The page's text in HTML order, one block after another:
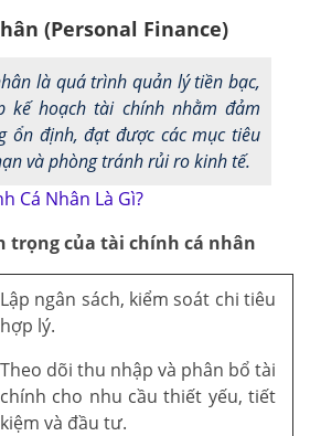
(Personal Finance)
là quá trình quản lý tiền bạc,
kế hoạch tài chính nhằm đảm
ổn định, đạt được các mục tiêu
và phòng tránh rủi ro kinh tế.
Cá Nhân Là Gì?
trọng của tài chính cá nhân
Lập ngân sách, kiểm soát chi tiêu
hợp lý.
Theo dõi thu nhập và phân bổ tài
chính cho nhu cầu thiết yếu, tiết
kiệm và đầu tư.